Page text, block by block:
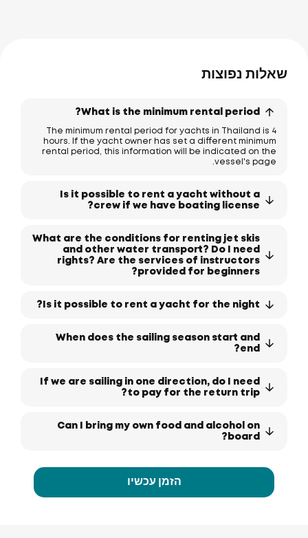
שאלות נפוצות
What is the minimum rental period?
The minimum rental period for yachts in Thailand is 4
hours. If the yacht owner has set a different minimum
rental period, this information will be indicated on the
vessel's page.
Is it possible to rent a yacht without a
crew if we have boating license?
What are the conditions for renting jet skis
and other water transport? Do I need
rights? Are the services of instructors
provided for beginners?
Is it possible to rent a yacht for the night?
When does the sailing season start and
end?
If we are sailing in one direction, do I need
to pay for the return trip?
Can I bring my own food and alcohol on
board?
הזמן עכשיו